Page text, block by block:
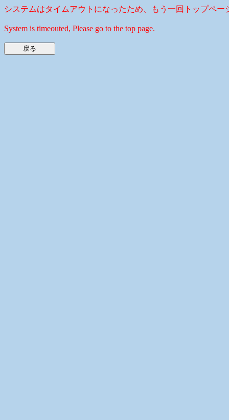
システムはタイムアウトになったため、もう一回トップペー
System is timeouted, Please go to the top page.